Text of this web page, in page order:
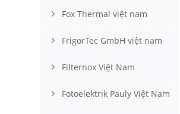
Fox Thermal việt nam
FrigorTec GmbH việt nam
Filternox Việt Nam
Fotoelektrik Pauly Việt Nam